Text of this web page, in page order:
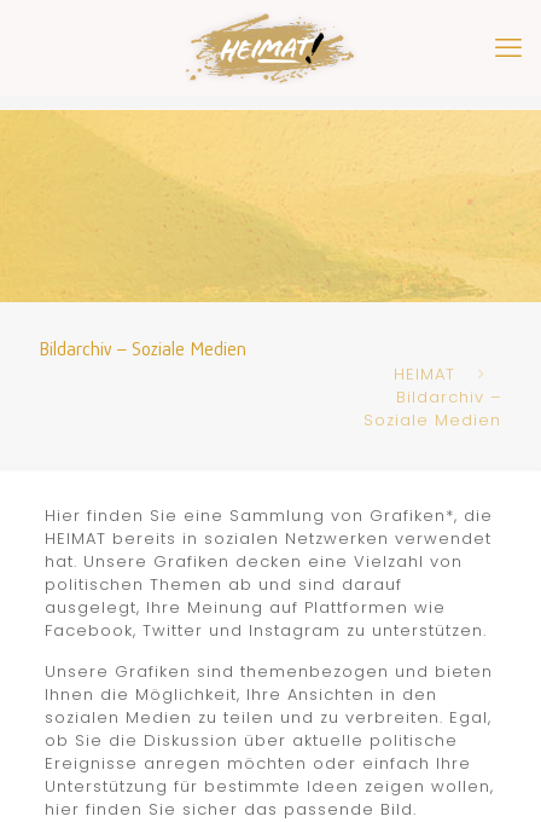
Bildarchiv – Soziale Medien
HEIMAT
Bildarchiv –
Soziale Medien
Hier finden Sie eine Sammlung von Grafiken*, die
HEIMAT bereits in sozialen Netzwerken verwendet
hat. Unsere Grafiken decken eine Vielzahl von
politischen Themen ab und sind darauf
ausgelegt, Ihre Meinung auf Plattformen wie
Facebook, Twitter und Instagram zu unterstützen.
Unsere Grafiken sind themenbezogen und bieten
Ihnen die Möglichkeit, Ihre Ansichten in den
sozialen Medien zu teilen und zu verbreiten. Egal,
ob Sie die Diskussion über aktuelle politische
Ereignisse anregen möchten oder einfach Ihre
Unterstützung für bestimmte Ideen zeigen wollen,
hier finden Sie sicher das passende Bild.